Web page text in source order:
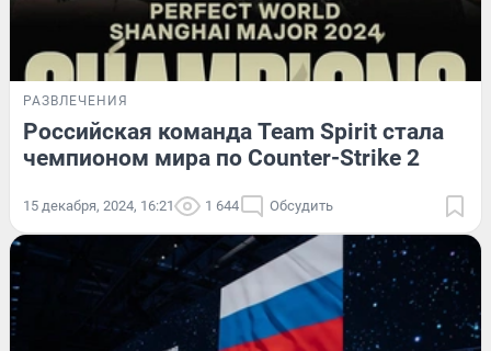
РАЗВЛЕЧЕНИЯ
Российская команда Team Spirit стала
чемпионом мира по Counter-Strike 2
15 декабря, 2024, 16:21 1 644 Обсудить